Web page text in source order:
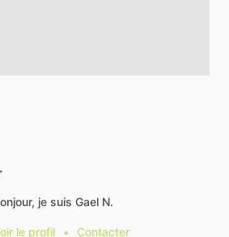
je suis Gael N.
le profil • Contacter